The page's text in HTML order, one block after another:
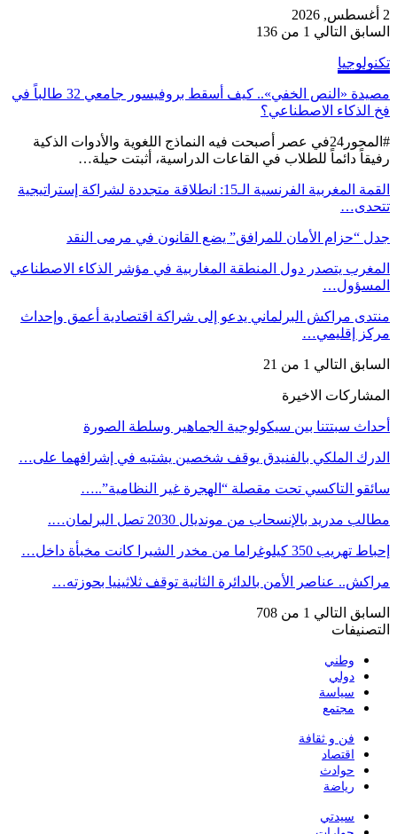
2 أغسطس, 2026
السابق التالي 1 من 136
تكنولوجيا
مصيدة «النص الخفي».. كيف أسقط بروفيسور جامعي 32 طالباً في
فخ الذكاء الاصطناعي؟
#المحور24 ​في عصر أصبحت فيه النماذج اللغوية والأدوات الذكية
رفيقاً دائماً للطلاب في القاعات الدراسية، أثبتت حيلة…
القمة المغربية الفرنسية الـ15: انطلاقة متجددة لشراكة إستراتيجية
تتحدى…
جدل “حزام الأمان للمرافق” يضع القانون في مرمى النقد
المغرب يتصدر دول المنطقة المغاربية في مؤشر الذكاء الاصطناعي
المسؤول…
منتدى مراكش البرلماني يدعو إلى شراكة اقتصادية أعمق وإحداث
مركز إقليمي…
السابق التالي 1 من 21
المشاركات الاخيرة
أحداث سبتتنا بين سيكولوجية الجماهير وسلطة الصورة
الدرك الملكي بالفنيدق يوقف شخصين يشتبه في إشرافهما على…
سائقو التاكسي تحت مقصلة “الهجرة غير النظامية”..…
مطالب مدريد بالإنسحاب من مونديال 2030 تصل البرلمان….
إحباط تهريب 350 كيلوغراما من مخدر الشيرا كانت مخبأة داخل…
مراكش.. عناصر الأمن بالدائرة الثانية توقف ثلاثينيا بحوزته…
السابق التالي 1 من 708
التصنيفات
وطني
دولي
سياسة
مجتمع
فن و ثقافة
اقتصاد
حوادث
رياضة
سيدتي